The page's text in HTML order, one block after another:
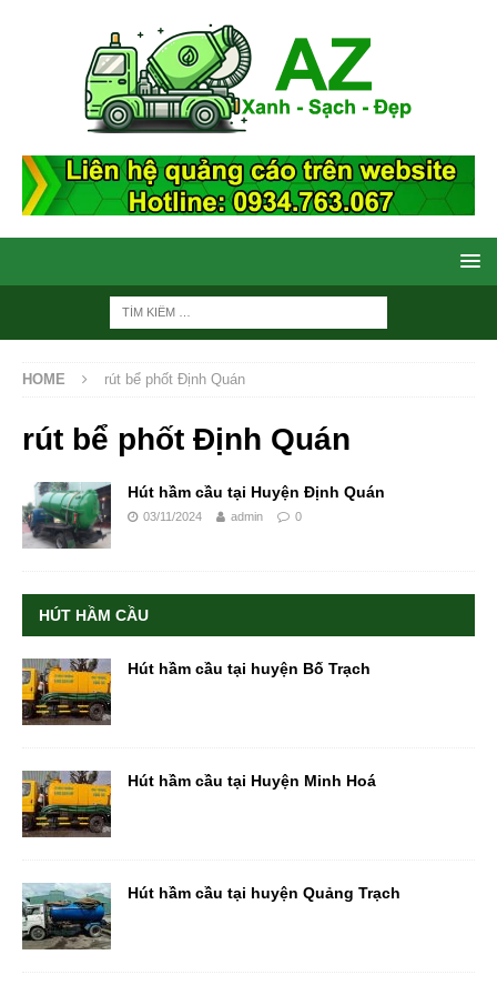
HOME rút bể phốt Định Quán
rút bể phốt Định Quán
Hút hầm cầu tại Huyện Định Quán
03/11/2024 admin 0
HÚT HẦM CẦU
Hút hầm cầu tại huyện Bố Trạch
Hút hầm cầu tại Huyện Minh Hoá
Hút hầm cầu tại huyện Quảng Trạch